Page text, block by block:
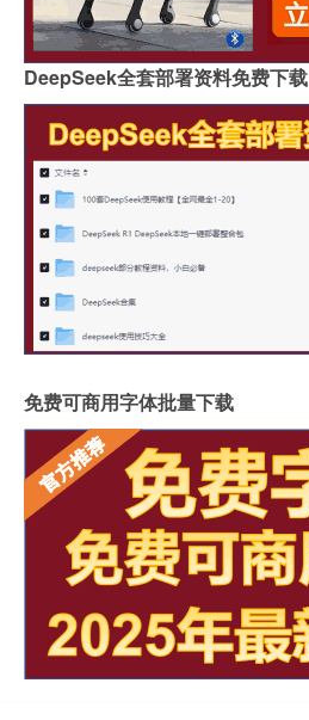
DeepSeek全套部署资料免费下载
免费可商用字体批量下载